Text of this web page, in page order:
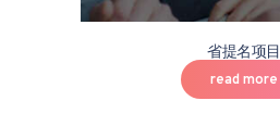
省提名项目
read more